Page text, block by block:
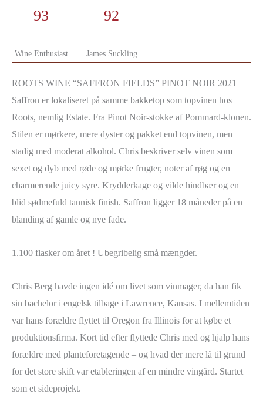
93
Wine Enthusiast
92
James Suckling
ROOTS WINE “SAFFRON FIELDS” PINOT NOIR 2021
Saffron er lokaliseret på samme bakketop som topvinen hos
Roots, nemlig Estate. Fra Pinot Noir-stokke af Pommard-klonen.
Stilen er mørkere, mere dyster og pakket end topvinen, men
stadig med moderat alkohol. Chris beskriver selv vinen som
sexet og dyb med røde og mørke frugter, noter af røg og en
charmerende juicy syre. Krydderkage og vilde hindbær og en
blid sødmefuld tannisk finish. Saffron ligger 18 måneder på en
blanding af gamle og nye fade.
1.100 flasker om året ! Ubegribelig små mængder.
Chris Berg havde ingen idé om livet som vinmager, da han fik
sin bachelor i engelsk tilbage i Lawrence, Kansas. I mellemtiden
var hans forældre flyttet til Oregon fra Illinois for at købe et
produktionsfirma. Kort tid efter flyttede Chris med og hjalp hans
forældre med planteforetagende – og hvad der mere lå til grund
for det store skift var etableringen af en mindre vingård. Startet
som et sideprojekt.